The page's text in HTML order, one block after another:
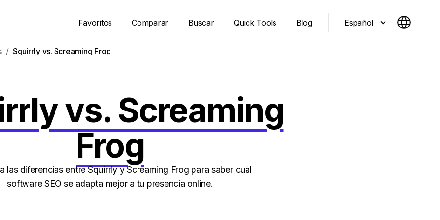
Favoritos Comparar Buscar Quick Tools Blog Español
Squirrly vs. Screaming Frog
vs. Screaming
Frog
las diferencias entre Squirrly y Screaming Frog para saber cuál
software SEO se adapta mejor a tu presencia online.